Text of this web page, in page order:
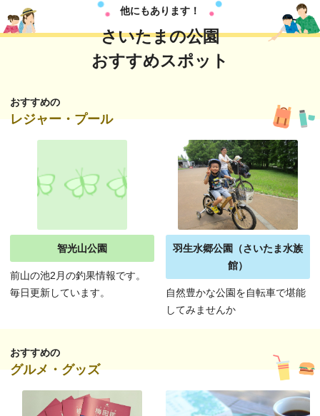
他にもあります！
さいたまの公園
おすすめスポット
おすすめの
レジャー・プール
智光山公園
前山の池2月の釣果情報です。
毎日更新しています。
羽生水郷公園（さいたま水族
館）
自然豊かな公園を自転車で堪能
してみませんか
おすすめの
グルメ・グッズ